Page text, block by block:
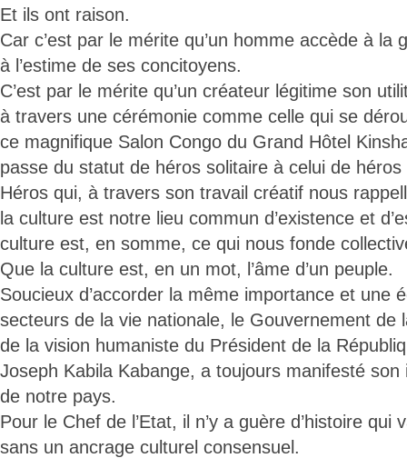
Et ils ont raison.
Car c’est par le mérite qu’un homme accède à la
à l’estime de ses concitoyens.
C’est par le mérite qu’un créateur légitime son
à travers une cérémonie comme celle qui se
ce magnifique Salon Congo du Grand Hôtel
passe du statut de héros solitaire à celui de
Héros qui, à travers son travail créatif nous
la culture est notre lieu commun d’existence et
culture est, en somme, ce qui nous fonde
Que la culture est, en un mot, l’âme d’un peuple.
Soucieux d’accorder la même importance et une
secteurs de la vie nationale, le Gouvernement de
de la vision humaniste du Président de la
Joseph Kabila Kabange, a toujours manifesté
de notre pays.
Pour le Chef de l’Etat, il n’y a guère d’histoire qui
sans un ancrage culturel consensuel.